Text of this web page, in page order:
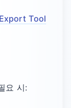
Tool
요 시: